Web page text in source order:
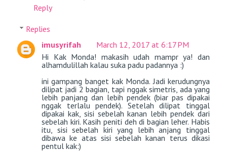
Reply
Replies
imusyrifah
March 12, 2017 at 6:17 PM
Hi Kak Monda! makasih udah mampr ya! dan
alhamdulillah kalau suka padu padannya :)
ini gampang banget kak Monda. Jadi kerudungnya
dilipat jadi 2 bagian, tapi nggak simetris, ada yang
lebih panjang dan lebih pendek (biar pas dipakai
nggak terlalu pendek). Setelah dilipat tinggal
dipakai kak, sisi sebelah kanan lebih pendek dari
sebelah kiri. Kasih peniti deh di bagian leher. Habis
itu, sisi sebelah kiri yang lebih anjang tinggal
dibawa ke atas sisi sebelah kanan terus dikasi
pentul kak:)